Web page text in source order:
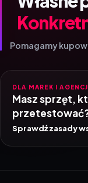
Pomagamy
DLA MAREK I AGENCJI
Masz sprzęt,
Sprawdź zasady